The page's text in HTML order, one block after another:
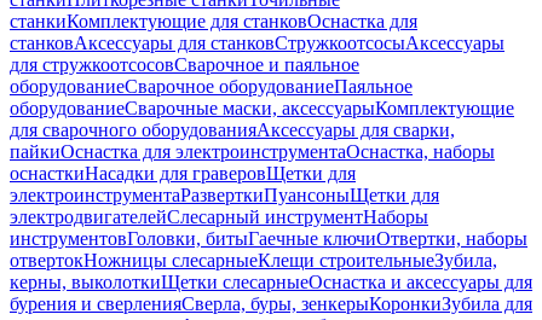
станкиКомплектующие для станковОснастка для
станковАксессуары для станковСтружкоотсосыАксессуары
для стружкоотсосовСварочное и паяльное
оборудованиеСварочное оборудованиеПаяльное
оборудованиеСварочные маски, аксессуарыКомплектующие
для сварочного оборудованияАксессуары для сварки,
пайкиОснастка для электроинструментаОснастка, наборы
оснасткиНасадки для граверовЩетки для
электроинструментаРазверткиПуансоныЩетки для
электродвигателейСлесарный инструментНаборы
инструментовГоловки, битыГаечные ключиОтвертки, наборы
отвертокНожницы слесарныеКлещи строительныеЗубила,
керны, выколоткиЩетки слесарныеОснастка и аксессуары для
бурения и сверленияСверла, буры, зенкерыКоронкиЗубила для